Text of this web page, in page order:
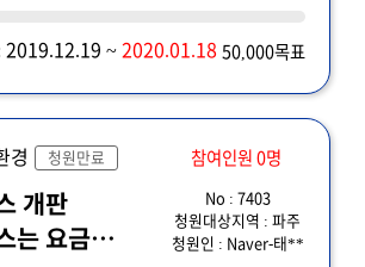
이전시켜
요!
2019.12.19 ~2020.01.18 50,000목표
경 청원만료 참여인원 0명
개판
는 요금
No : 7403
청원대상지역 : 파주
청원인 : Naver-태**